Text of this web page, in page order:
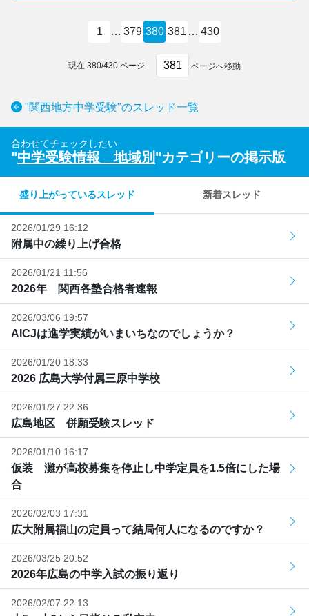
1 … 379 380 381 … 430
現在 380/430 ページ ページへ移動
"関西地方中学受験"のスレッド一覧
合わせてチェックしたい
"中学受験情報 地域別 "カテゴリーの掲示版
盛り上がっているスレッド 新着スレッド
2026/01/29 16:12
附属中の繰り上げ合格
2026/01/21 11:56
2026年 関西各塾合格者速報
2026/03/06 19:57
AICJは進学実績がいまいちなのでしょうか？
2026/01/20 18:33
2026 広島大学付属三原中学校
2026/01/27 22:36
広島地区 併願受験スレッド
2026/01/10 16:17
仮装 灘が高校募集を停止し中学定員を1.5倍にした場
合
2026/02/03 17:31
広大附属福山の定員って結局何人になるのですか？
2026/03/25 20:52
2026年広島の中学入試の振り返り
2026/02/07 22:13